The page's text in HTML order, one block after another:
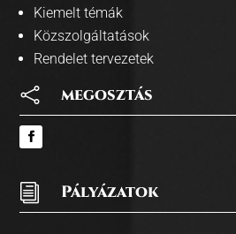
Kiemelt témák
Közszolgáltatások
Rendelet tervezetek
 megosztás
i Pályázatok